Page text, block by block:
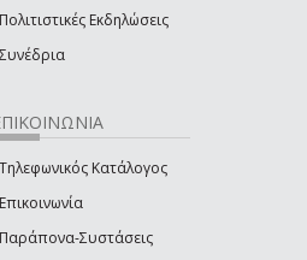
Πολιτιστικές Εκδηλώσεις
Συνέδρια
Τηλεφωνικός Κατάλογος
Επικοινωνία
Παράπονα-Συστάσεις